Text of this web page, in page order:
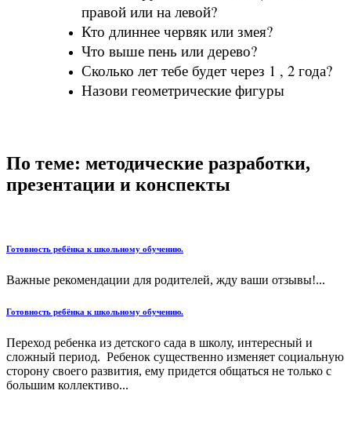
правой или на левой?
Кто длиннее червяк или змея?
Что выше пень или дерево?
Сколько лет тебе будет через 1 , 2 года?
Назови геометрические фигуры
По теме: методические разработки,
презентации и конспекты
Готовность ребёнка к школьному обучению.
Важные рекомендации для родителей, жду ваши отзывы!...
Готовность ребёнка к школьному обучению.
Переход ребенка из детского сада в школу, интересный и
сложный период. Ребенок существенно изменяет социальную
сторону своего развития, ему придется общаться не только с
большим коллективо...